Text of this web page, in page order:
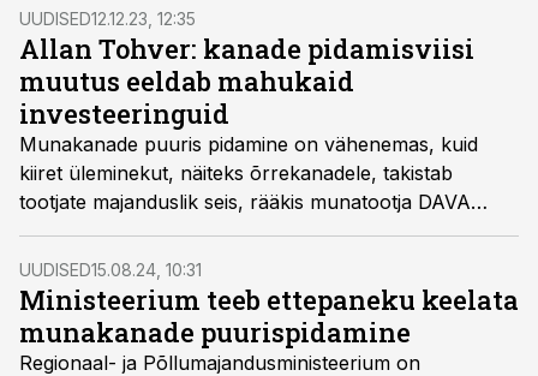
UUDISED12.12.23, 12:35
Allan Tohver: kanade pidamisviisi
muutus eeldab mahukaid
investeeringuid
Munakanade puuris pidamine on vähenemas, kuid
kiiret üleminekut, näiteks õrrekanadele, takistab
tootjate majanduslik seis, rääkis munatootja DAVA
Foods Estonia AS juhatuse liige Allan Tohver
konverentsil Põllumajanduse Äriplaan 2024.
UUDISED15.08.24, 10:31
Ministeerium teeb ettepaneku keelata
munakanade puurispidamine
Regionaal- ja Põllumajandusministeerium on